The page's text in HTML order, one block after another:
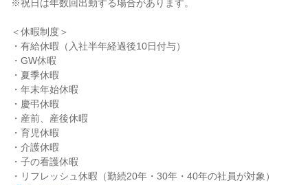
※祝日は年数回出勤する場合があります。
＜休暇制度＞
・有給休暇（入社半年経過後10日付与）
・GW休暇
・夏季休暇
・年末年始休暇
・慶弔休暇
・産前、産後休暇
・育児休暇
・介護休暇
・子の看護休暇
・リフレッシュ休暇（勤続20年・30年・40年の社員が対象）